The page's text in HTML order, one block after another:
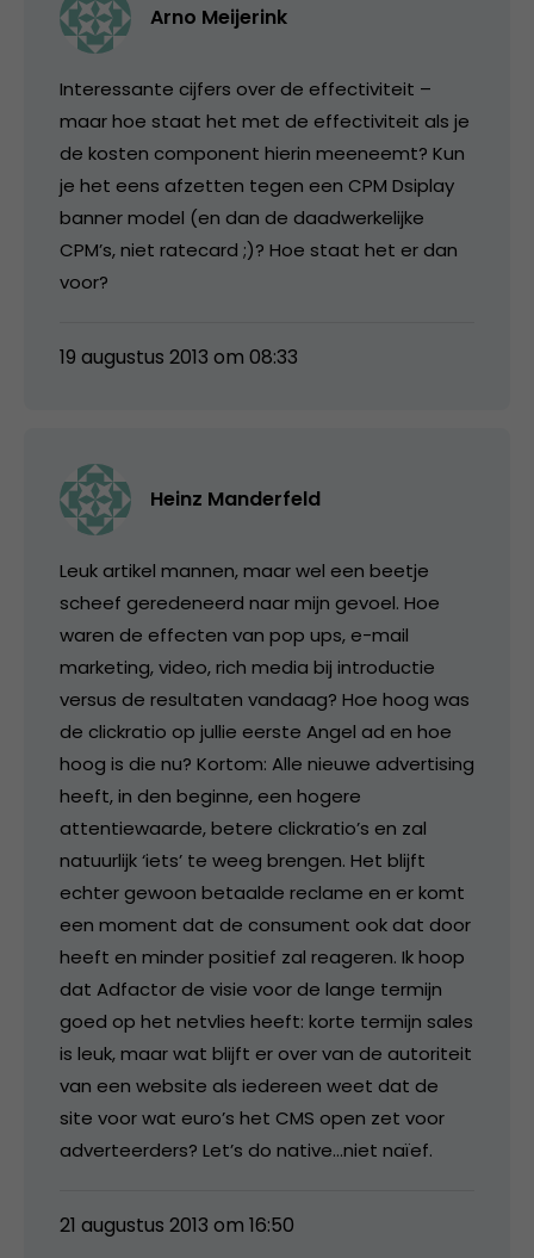
Arno Meijerink
Interessante cijfers over de effectiviteit –
maar hoe staat het met de effectiviteit als je
de kosten component hierin meeneemt? Kun
je het eens afzetten tegen een CPM Dsiplay
banner model (en dan de daadwerkelijke
CPM’s, niet ratecard ;)? Hoe staat het er dan
voor?
19 augustus 2013 om 08:33
Heinz Manderfeld
Leuk artikel mannen, maar wel een beetje
scheef geredeneerd naar mijn gevoel. Hoe
waren de effecten van pop ups, e-mail
marketing, video, rich media bij introductie
versus de resultaten vandaag? Hoe hoog was
de clickratio op jullie eerste Angel ad en hoe
hoog is die nu? Kortom: Alle nieuwe advertising
heeft, in den beginne, een hogere
attentiewaarde, betere clickratio’s en zal
natuurlijk ‘iets’ te weeg brengen. Het blijft
echter gewoon betaalde reclame en er komt
een moment dat de consument ook dat door
heeft en minder positief zal reageren. Ik hoop
dat Adfactor de visie voor de lange termijn
goed op het netvlies heeft: korte termijn sales
is leuk, maar wat blijft er over van de autoriteit
van een website als iedereen weet dat de
site voor wat euro’s het CMS open zet voor
adverteerders? Let’s do native…niet naïef.
21 augustus 2013 om 16:50